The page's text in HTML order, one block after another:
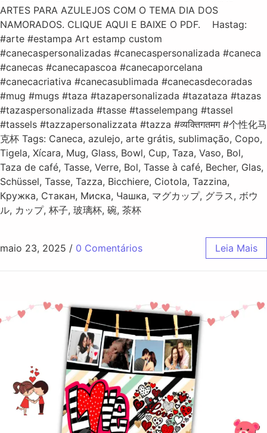
ARTES PARA AZULEJOS COM O TEMA DIA DOS
NAMORADOS. CLIQUE AQUI E BAIXE O PDF. Hastag:
#arte #estampa Art estamp custom
#canecaspersonalizadas #canecaspersonalizada #caneca
#canecas #canecapascoa #canecaporcelana
#canecacriativa #canecasublimada #canecasdecoradas
#mug #mugs #taza #tazapersonalizada #tazataza #tazas
#tazaspersonalizada #tasse #tasselempang #tassel
#tassels #tazzapersonalizzata #tazza #व्यक्तिगतमग #个性化马
克杯 Tags: Caneca, azulejo, arte grátis, sublimação, Copo,
Tigela, Xícara, Mug, Glass, Bowl, Cup, Taza, Vaso, Bol,
Taza de café, Tasse, Verre, Bol, Tasse à café, Becher, Glas,
Schüssel, Tasse, Tazza, Bicchiere, Ciotola, Tazzina,
Кружка, Стакан, Миска, Чашка, マグカップ, グラス, ボウ
ル, カップ, 杯子, 玻璃杯, 碗, 茶杯
maio 23, 2025 / 0 Comentários Leia Mais